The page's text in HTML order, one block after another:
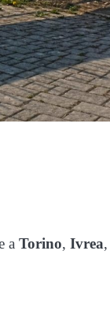
a Torino, Ivrea,